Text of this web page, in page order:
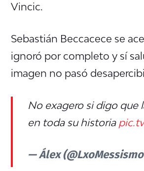
Vincic.
Sebastián Beccacece se
ignoró por completo y sí
imagen no pasó
No exagero si digo que
en toda su historia
— Álex